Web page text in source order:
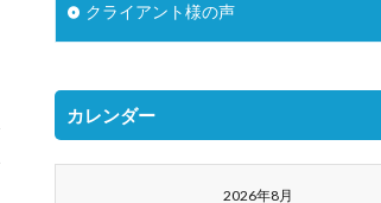
クライアント様の声
カレンダー
2026年8月